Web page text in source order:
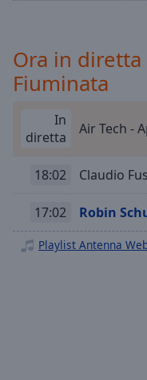
Playback
Rate
descriptions
off,
selected
Ora in
Fiuminata
In
diretta
Air Tech -
18:02 Claudio
17:02 Robin
Playlist Antenna